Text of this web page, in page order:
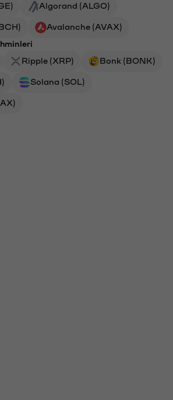
Algorand (ALGO)
Avalanche (AVAX)
Ripple (XRP) Bonk (BONK)
Solana (SOL)